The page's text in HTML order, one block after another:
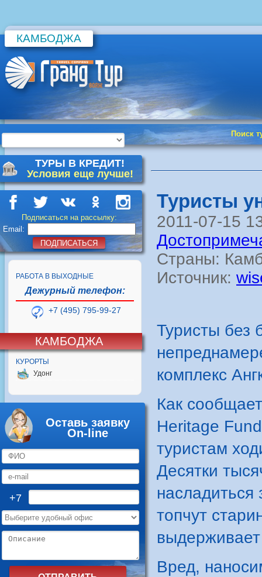
КАМБОДЖА
Поиск
ТУРЫ В КРЕДИТ!
Условия еще лучше!
Подписаться на рассылку:
Email:
ПОДПИСАТЬСЯ
РАБОТА В ВЫХОДНЫЕ
Дежурный телефон:
+7 (495) 795-99-27
КАМБОДЖА
КУРОРТЫ
Удонг
Оставь заявку
On-line
+7
Туристы
2011-07-15
Страны:
Источник:
Туристы без
комплекс
Как
Heritage
туристам
Десятки
топчут
выдерживает
Вред,